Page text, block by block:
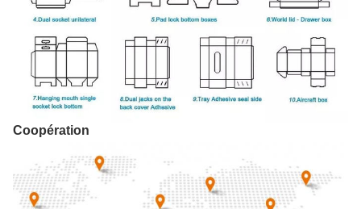
Coopération